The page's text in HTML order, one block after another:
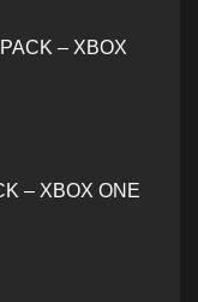
– XBOX
– XBOX ONE